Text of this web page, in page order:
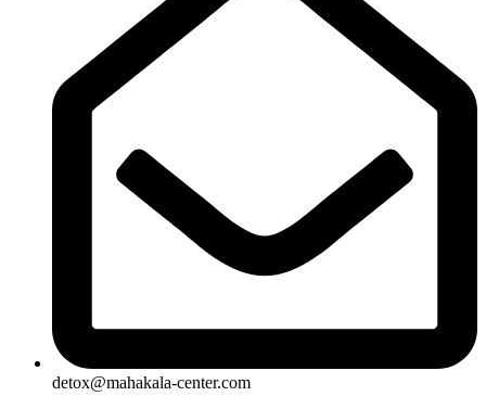
detox@mahakala-center.com